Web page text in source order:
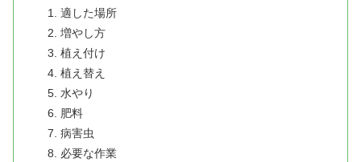
適した場所
増やし方
植え付け
植え替え
水やり
肥料
病害虫
必要な作業